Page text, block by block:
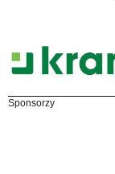
Sponsorzy